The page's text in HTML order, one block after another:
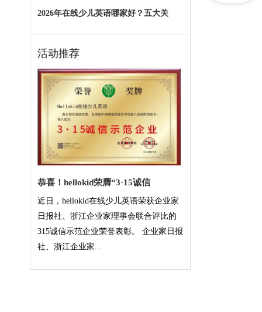
2026年在线少儿英语哪家好？五大关
活动推荐
恭喜！hellokid荣膺“3·15诚信
近日，hellokid在线少儿英语荣获企业家
日报社、浙江企业家理事会联合评比的
315诚信示范企业荣誉表彰。 企业家日报
社、浙江企业家...